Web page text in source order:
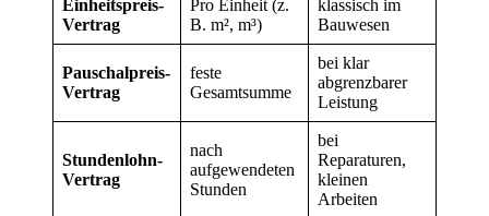
Einheitspreis-
Vertrag
Pro Einheit (z.
B. m², m³)
klassisch im
Bauwesen
Pauschalpreis-
Vertrag
feste
Gesamtsumme
bei klar
abgrenzbarer
Leistung
Stundenlohn-
Vertrag
nach
aufgewendeten
Stunden
bei
Reparaturen,
kleinen
Arbeiten